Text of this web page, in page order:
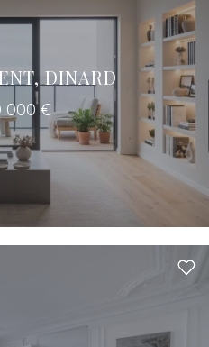
DINARD
000 €